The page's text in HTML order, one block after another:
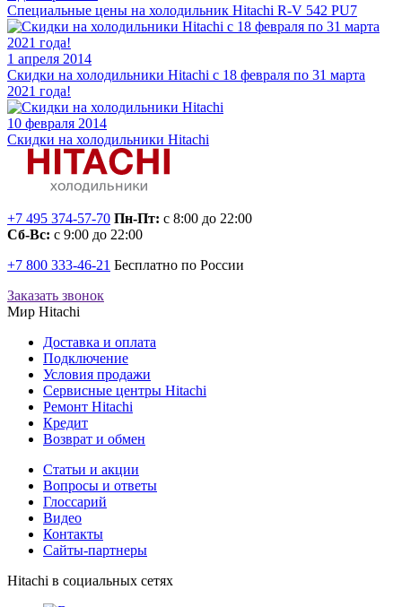
Специальные цены на холодильник Hitachi R-V 542 PU7
1 апреля 2014
Скидки на холодильники Hitachi c 18 февраля по 31 марта
2021 года!
10 февраля 2014
Скидки на холодильники Hitachi
+7 495 374-57-70 Пн-Пт: с 8:00 до 22:00
Сб-Вс: с 9:00 до 22:00
+7 800 333-46-21 Бесплатно по России
Заказать звонок
Мир Hitachi
Доставка и оплата
Подключение
Условия продажи
Сервисные центры Hitachi
Ремонт Hitachi
Кредит
Возврат и обмен
Cтатьи и акции
Вопросы и ответы
Глоссарий
Видео
Контакты
Сайты-партнеры
Hitachi в социальных сетях